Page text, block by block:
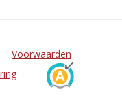
Voorwaarden